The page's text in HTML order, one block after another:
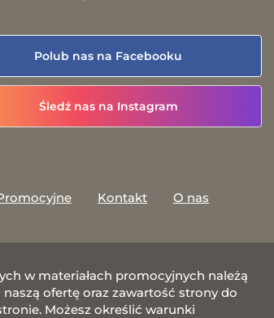
Polub nas na Facebooku
Śledź nas na Instagram
Kontakt
O nas
w materiałach promocyjnych należą
ofertę oraz zawartość strony do
Możesz określić warunki